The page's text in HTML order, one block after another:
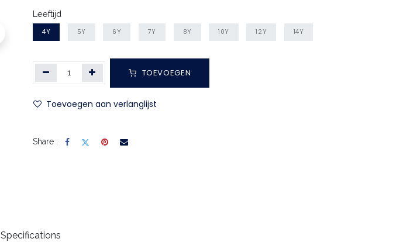
Leeftijd
4Y 5Y 6Y 7Y 8Y 10Y 12Y 14Y
TOEVOEGEN
Toevoegen aan verlanglijst
Share :
Specifications